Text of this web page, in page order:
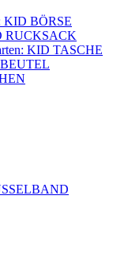
KID BÖRSE
RUCKSACK
KID TASCHE